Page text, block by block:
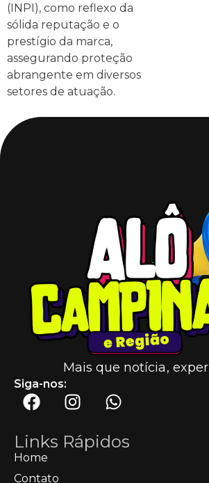
(INPI), como reflexo da
sólida reputação e o
prestígio da marca,
assegurando proteção
abrangente em diversos
setores de atuação.
Mais que notícia,
Siga-nos:
Links Rápidos
Home
Contato